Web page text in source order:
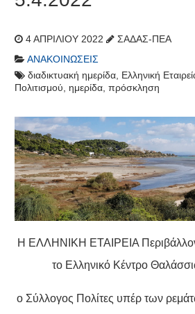
4 ΑΠΡΙΛΊΟΥ 2022
ΣΑΔΑΣ-ΠΕΑ
ΑΝΑΚΟΙΝΏΣΕΙΣ
διαδικτυακή ημερίδα, Ελληνική
Πολιτισμού, ημερίδα, πρόσκληση
Η ΕΛΛΗΝΙΚΗ ΕΤΑΙΡΕΙΑ
το Ελληνικό Κέντρο
ο Σύλλογος Πολίτες υπέρ των